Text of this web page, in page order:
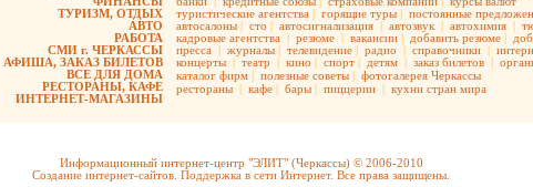
ТУРИЗМ, ОТДЫХ
АВТО
РАБОТА
СМИ г. ЧЕРКАССЫ
АФИША, ЗАКАЗ БИЛЕТОВ
ВСЕ ДЛЯ ДОМА
РЕСТОРАНЫ, КАФЕ
ИНТЕРНЕТ-МАГАЗИНЫ
туристические агентства | горящие туры | постоянные
автосалоны | сто | автосигнализация | автозвук | автохимия |
кадровые агентства | резюме | вакансии | добавить резюме |
пресса | журналы | телевидение | радио | справочники |
концерты | театр | кино | спорт | детям | заказ билетов |
каталог фирм | полезные советы | фотогалерея Черкассы
рестораны | кафе | бары | пиццерии | кухни стран мира
Информационный интернет-центр "ЭЛИТ" (Черкассы) © 2006-2010
Создание интернет-сайтов. Поддержка в сети Интернет. Все права защищены.